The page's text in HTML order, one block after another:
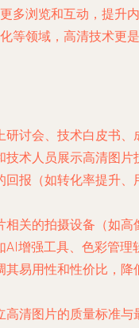
多浏览和互动，提升内
等领域，高清技术更是
研讨会、技术白皮书、
技术人员展示高清图片
回报（如转化率提升、
相关的拍摄设备（如高
AI增强工具、色彩管理
其易用性和性价比，降
高清图片的质量标准与